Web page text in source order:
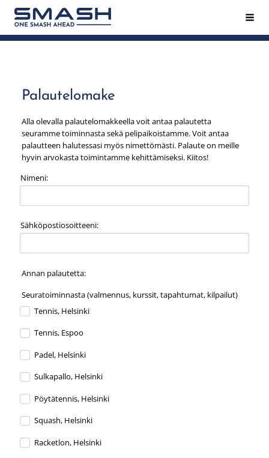
Siirry
sivun
sisältöön
Smash ry - Suomen suurin mailapeliseura
Palautelomake
Alla olevalla palautelomakkeella voit antaa palautetta
seuramme toiminnasta sekä pelipaikoistamme. Voit antaa
palautteen halutessasi myös nimettömästi. Palaute on meille
hyvin arvokasta toimintamme kehittämiseksi. Kiitos!
Nimeni:
Sähköpostiosoitteeni:
Annan palautetta:
Seuratoiminnasta (valmennus, kurssit, tapahtumat, kilpailut)
Tennis, Helsinki
Tennis, Espoo
Padel, Helsinki
Sulkapallo, Helsinki
Pöytätennis, Helsinki
Squash, Helsinki
Racketlon, Helsinki